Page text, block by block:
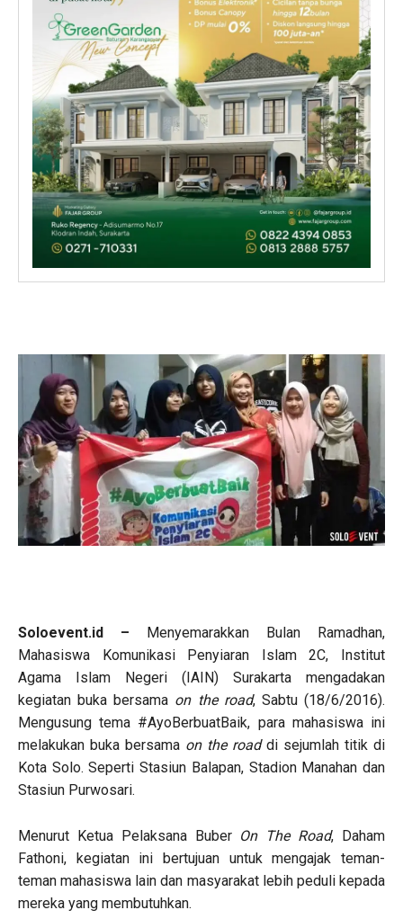
Soloevent.id – Menyemarakkan Bulan Ramadhan,
Mahasiswa Komunikasi Penyiaran Islam 2C, Institut
Agama Islam Negeri (IAIN) Surakarta mengadakan
kegiatan buka bersama on the road, Sabtu (18/6/2016).
Mengusung tema #AyoBerbuatBaik, para mahasiswa ini
melakukan buka bersama on the roaddi sejumlah titik di
Kota Solo. Seperti Stasiun Balapan, Stadion Manahan dan
Stasiun Purwosari.
Menurut Ketua Pelaksana Buber On The Road, Daham
Fathoni, kegiatan ini bertujuan untuk mengajak teman-
teman mahasiswa lain dan masyarakat lebih peduli kepada
mereka yang membutuhkan.